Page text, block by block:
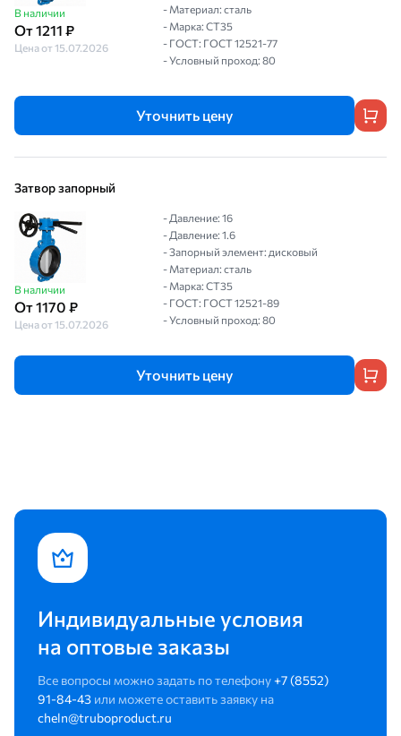
В наличии
От 1211 ₽
Цена от 15.07.2026
- Материал: сталь
- Марка: СТ35
- ГОСТ: ГОСТ 12521-77
- Условный проход: 80
Уточнить цену
Затвор запорный
В наличии
От 1170 ₽
Цена от 15.07.2026
- Давление: 16
- Давление: 1.6
- Запорный элемент: дисковый
- Материал: сталь
- Марка: СТ35
- ГОСТ: ГОСТ 12521-89
- Условный проход: 80
Уточнить цену
Индивидуальные условия
на оптовые заказы
Все вопросы можно задать по телефону +7 (8552)
91-84-43 или можете оставить заявку на
cheln@truboproduct.ru